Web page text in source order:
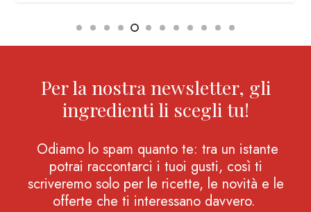
Per la nostra newsletter, gli
ingredienti li scegli tu!
Odiamo lo spam quanto te: tra un istante
potrai raccontarci i tuoi gusti, così ti
scriveremo solo per le ricette, le novità e le
offerte che ti interessano davvero.